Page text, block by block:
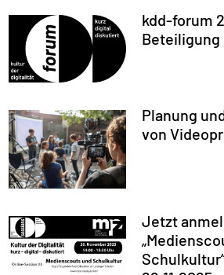
kdd-forum
Beteiligung
Planung
von
Jetzt